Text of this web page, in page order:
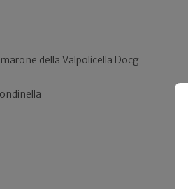
della Valpolicella Docg